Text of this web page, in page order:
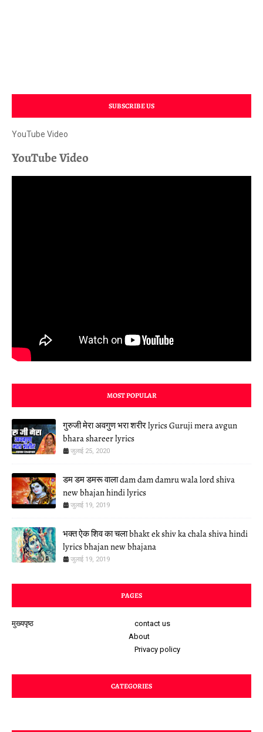
SUBSCRIBE US
YouTube Video
YouTube Video
MOST POPULAR
गुरुजी मेरा अवगुण भरा शरीर lyrics Guruji mera avgun
bhara shareer lyrics
जुलाई 25, 2020
डम डम डमरू वाला dam dam damru wala lord shiva
new bhajan hindi lyrics
जुलाई 19, 2019
भक्त ऐक शिव का चला bhakt ek shiv ka chala shiva hindi
lyrics bhajan new bhajana
जुलाई 19, 2019
PAGES
मुख्यपृष्ठ
contact us
About
Privacy policy
CATEGORIES